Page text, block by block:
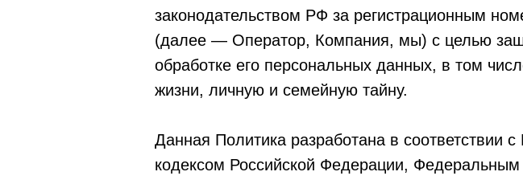
законодательством РФ за регистрационным
(далее — Оператор, Компания, мы) с целью
обработке его персональных данных, в том
жизни, личную и семейную тайну.
Данная Политика разработана в соответствии
кодексом Российской Федерации,